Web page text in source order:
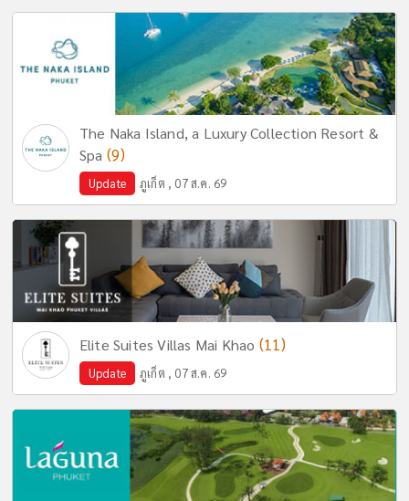
The Naka Island, a Luxury Collection Resort &
Spa (9)
Update ภูเก็ต , 07 ส.ค. 69
Elite Suites Villas Mai Khao (11)
Update ภูเก็ต , 07 ส.ค. 69